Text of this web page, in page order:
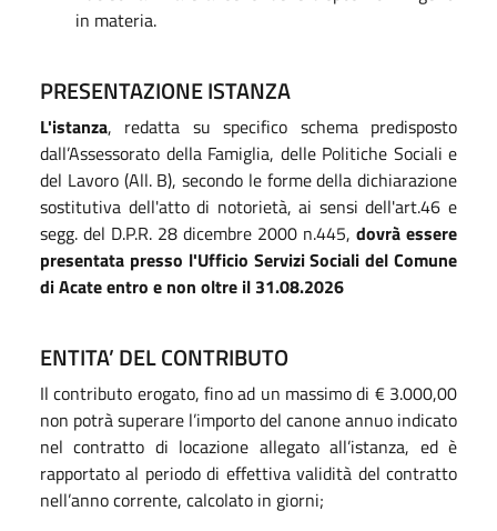
in materia.
PRESENTAZIONE ISTANZA
L'istanza, redatta su specifico schema predisposto
dall’Assessorato della Famiglia, delle Politiche Sociali e
del Lavoro (All. B), secondo le forme della dichiarazione
sostitutiva dell'atto di notorietà, ai sensi dell'art.46 e
segg. del D.P.R. 28 dicembre 2000 n.445, dovrà essere
presentata presso l'Ufficio Servizi Sociali del Comune
di Acate entro e non oltre il 31.08.2026
ENTITA’ DEL CONTRIBUTO
Il contributo erogato, fino ad un massimo di € 3.000,00
non potrà superare l’importo del canone annuo indicato
nel contratto di locazione allegato all’istanza, ed è
rapportato al periodo di effettiva validità del contratto
nell’anno corrente, calcolato in giorni;